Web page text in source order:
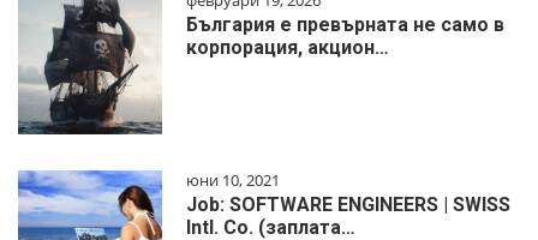
България е превърната не само в
корпорация, акцион…
юни 10, 2021
Job: SOFTWARE ENGINEERS | SWISS
Intl. Co. (заплата…